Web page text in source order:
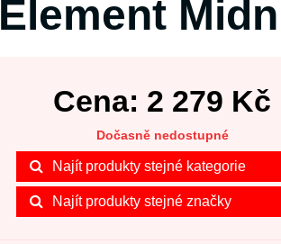
Element
Cena: 2 279 Kč
Dočasně nedostupné
Najít produkty stejné kategorie
Najít produkty stejné značky